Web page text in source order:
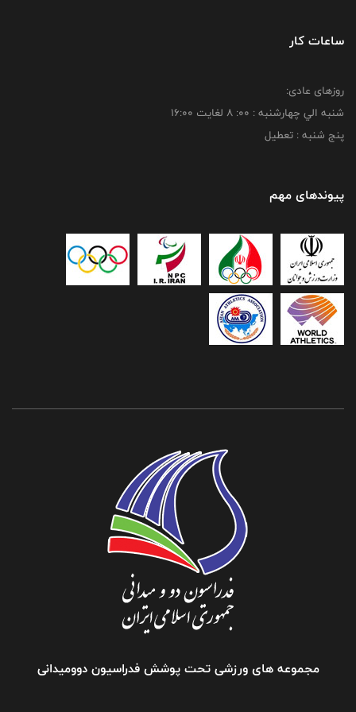
ساعات کار
روزهای عادی:
شنبه الي چهارشنبه : 00: 8 لغايت 16:00
پنج شنبه : تعطیل
پیوندهای مهم
مجموعه های ورزشی تحت پوشش فدراسیون دوومیدانی